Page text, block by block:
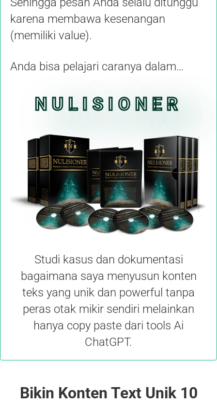
karena membawa kesenangan
(memiliki value).
Anda bisa pelajari caranya dalam…
NULISIONER
Studi kasus dan dokumentasi
bagaimana saya menyusun konten
teks yang unik dan powerful tanpa
peras otak mikir sendiri melainkan
hanya copy paste dari tools Ai
ChatGPT.
Bikin Konten Text Unik 10